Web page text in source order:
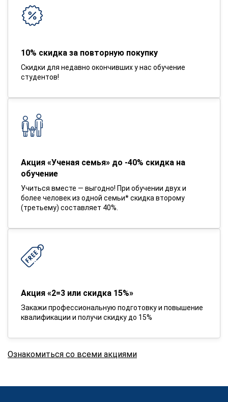
10% скидка за повторную покупку
Скидки для недавно окончивших у нас обучение
студентов!
Акция «Ученая семья» до -40% скидка на
обучение
Учиться вместе — выгодно! При обучении двух и
более человек из одной семьи* скидка второму
(третьему) составляет 40%.
Акция «2=3 или скидка 15%»
Закажи профессиональную подготовку и повышение
квалификации и получи скидку до 15%
Ознакомиться со всеми акциями